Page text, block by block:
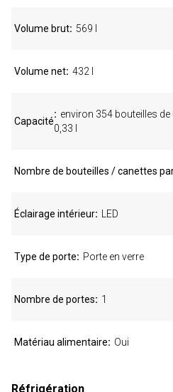
Volume brut 569 l
Volume net 432 l
Capacité
environ 354 bouteilles
0,33 l
Nombre de bouteilles / canettes
Éclairage intérieur LED
Type de porte Porte en verre
Nombre de portes 1
Matériau alimentaire Oui
Réfrigération